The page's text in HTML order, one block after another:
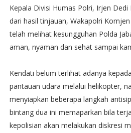
Kepala Divisi Humas Polri, Irjen
dari hasil tinjauan, Wakapolri
telah melihat kesungguhan Polda
aman, nyaman dan sehat sampai
Kendati belum terlihat adanya
pantauan udara melalui helikopter,
menyiapkan beberapa langkah
bintang dua ini memaparkan bila
kepolisian akan melakukan diskresi